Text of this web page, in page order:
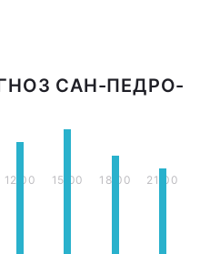
САН-ПЕДРО-
12:00 15:00 18:00 21:00